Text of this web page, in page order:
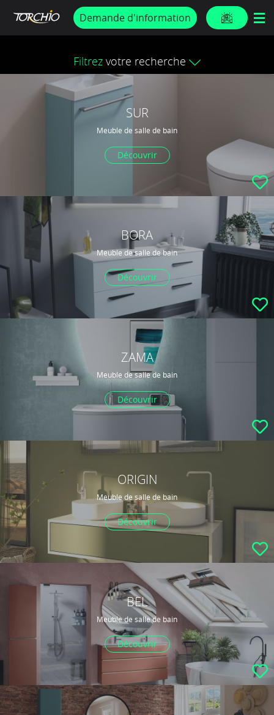
PROMOS & ACTUSDemande d'information
Filtrez votre recherche
SUR
Meuble de salle de bain
Découvrir
BORA
Meuble de salle de bain
Découvrir
ZAMA
Meuble de salle de bain
Découvrir
ORIGIN
Meuble de salle de bain
Découvrir
BEL
Meuble de salle de bain
Découvrir